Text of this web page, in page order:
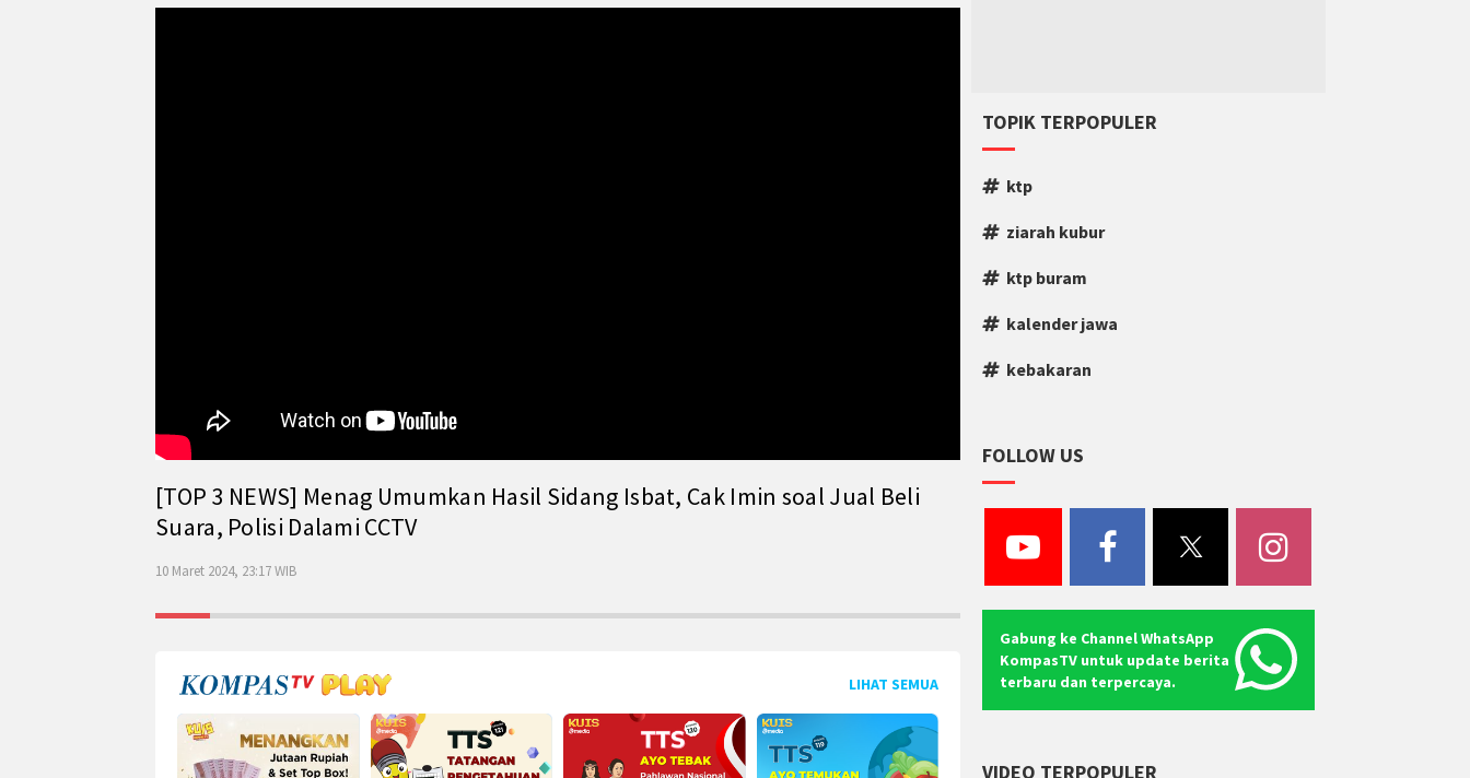
[TOP 3 NEWS] Menag Umumkan Hasil Sidang Isbat, Cak Imin soal Jual Beli
Suara, Polisi Dalami CCTV
10 Maret 2024, 23:17 WIB
LIHAT SEMUA
TOPIK TERPOPULER
ktp
ziarah kubur
ktp buram
kalender jawa
kebakaran
FOLLOW US
Gabung ke Channel WhatsApp
KompasTV untuk update berita
terbaru dan terpercaya.
VIDEO TERPOPULER